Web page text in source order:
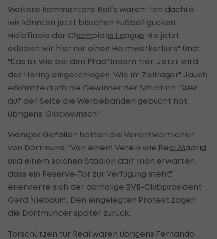
Weitere Kommentare Reifs waren: "Ich dachte,
wir könnten jetzt bisschen Fußball gucken,
Halbfinale der Champions League. Bis jetzt
erleben wir hier nur einen Heimwerkerkurs." Und:
"Das ist wie bei den Pfadfindern hier. Jetzt wird
der Hering eingeschlagen. Wie im Zeltlager." Jauch
erkannte auch die Gewinner der Situation: "Wer
auf der Seite die Werbebanden gebucht hat,
übrigens: Glückwunsch!"
Weniger Gefallen hatten die Verantwortlichen
von Dortmund. "Von einem Verein wie Real Madrid
und einem solchen Stadion darf man erwarten,
dass ein Reserve-Tor zur Verfügung steht",
enervierte sich der damalige BVB-Clubpräsident
Gerd Niebaum. Den eingelegten Protest zogen
die Dortmunder später zurück.
Torschützen für Real waren übrigens Fernando